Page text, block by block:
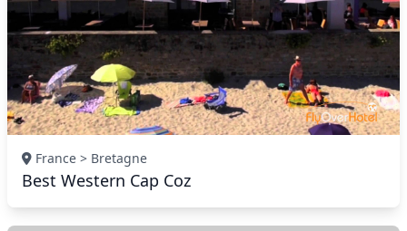
France > Bretagne
Best Western Cap Coz